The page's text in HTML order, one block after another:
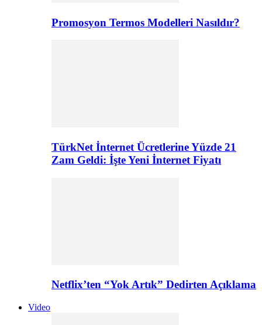
Promosyon Termos Modelleri Nasıldır?
TürkNet İnternet Ücretlerine Yüzde 21
Zam Geldi: İşte Yeni İnternet Fiyatı
Netflix’ten “Yok Artık” Dedirten Açıklama
Video